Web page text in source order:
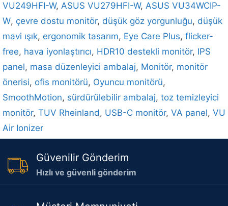
VU249HFI-W, ASUS VU279HFI-W, ASUS VU34WCIP-
W, çevre dostu monitör, düşük göz yorgunluğu, düşük
mavi ışık, ergonomik tasarım, Eye Care Plus, flicker-
free, hava iyonlaştırıcı, HDR10 destekli monitör, IPS
panel, masa düzenleyici ambalaj, Monitör, monitör
önerisi, ofis monitörü, Oyuncu monitörü,
SmoothMotion, sürdürülebilir ambalaj, toz temizleyici
monitör, TUV Rheinland, USB-C monitör, VA panel, VU
Air Ionizer
Güvenilir Gönderim
Hızlı ve güvenli gönderim